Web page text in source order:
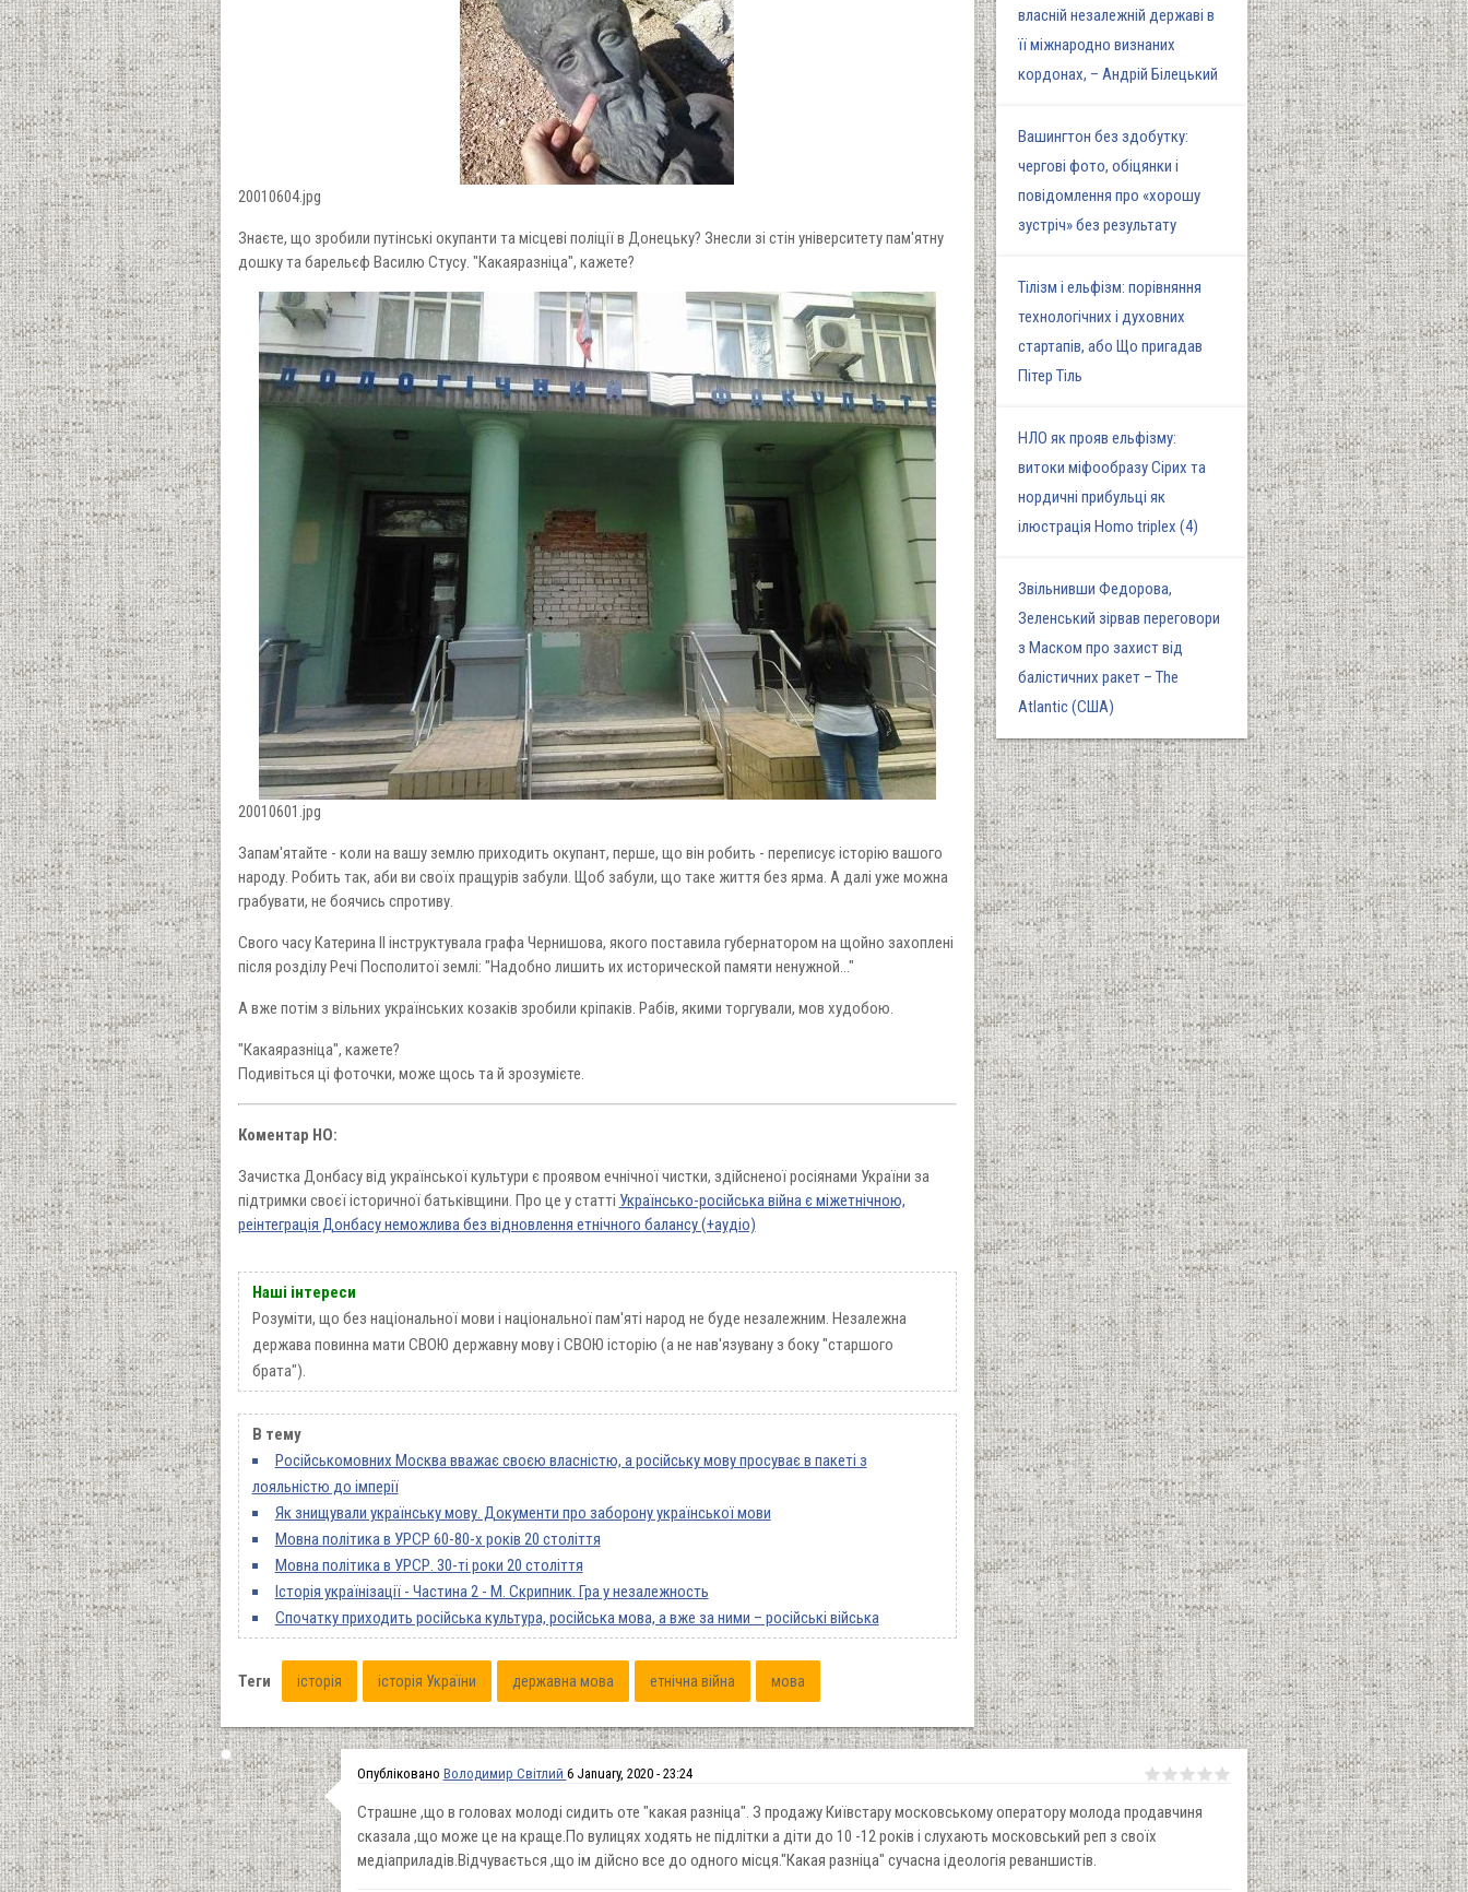
20010604.jpg
Знаєте, що зробили путінські окупанти та місцеві поліції в Донецьку? Знесли зі стін університету пам'ятну
дошку та барельєф Василю Стусу. "Какаяразніца", кажете?
20010601.jpg
Запам'ятайте - коли на вашу землю приходить окупант, перше, що він робить - переписує історію вашого
народу. Робить так, аби ви своїх пращурів забули. Щоб забули, що таке життя без ярма. А далі уже можна
грабувати, не боячись спротиву.
Свого часу Катерина ІІ інструктувала графа Чернишова, якого поставила губернатором на щойно захоплені
після розділу Речі Посполитої землі: "Надобно лишить их исторической памяти ненужной..."
А вже потім з вільних українських козаків зробили кріпаків. Рабів, якими торгували, мов худобою.
"Какаяразніца", кажете?
Подивіться ці фоточки, може щось та й зрозумієте.
Коментар НО:
Зачистка Донбасу від української культури є проявом ечнічної чистки, здійсненої росіянами України за
підтримки своєї історичної батьківщини. Про це у статті Українсько-російська війна є міжетнічною,
реінтеграція Донбасу неможлива без відновлення етнічного балансу (+аудіо)
Наші інтереси
Розуміти, що без національної мови і національної пам'яті народ не буде незалежним. Незалежна
держава повинна мати СВОЮ державну мову і СВОЮ історію (а не нав'язувану з боку "старшого
брата").
В тему
Російськомовних Москва вважає своєю власністю, а російську мову просуває в пакеті з
лояльністю до імперії
Як знищували українську мову. Документи про заборону української мови
Мовна політика в УРСР 60-80-х років 20 століття
Мовна політика в УРСР. 30-ті роки 20 століття
Історія українізації - Частина 2 - М. Скрипник. Гра у незалежность
Спочатку приходить російська культура, російська мова, а вже за ними – російські війська
Теги історія історія України державна мова етнічна війна мова
власній незалежній державі в
її міжнародно визнаних
кордонах, – Андрій Білецький
Вашингтон без здобутку:
чергові фото, обіцянки і
повідомлення про «хорошу
зустріч» без результату
Тілізм і ельфізм: порівняння
технологічних і духовних
стартапів, або Що пригадав
Пітер Тіль
НЛО як прояв ельфізму:
витоки міфообразу Сірих та
нордичні прибульці як
ілюстрація Homo triplex (4)
Звільнивши Федорова,
Зеленський зірвав переговори
з Маском про захист від
балістичних ракет – The
Atlantic (США)
Опубліковано Володимир Світлий 6 January, 2020 - 23:24
Страшне ,що в головах молоді сидить оте "какая разніца". З продажу Київстару московському оператору молода продавчиня
сказала ,що може це на краще.По вулицях ходять не підлітки а діти до 10 -12 років і слухають московський реп з своїх
медіаприладів.Відчувається ,що ім дійсно все до одного місця."Какая разніца" сучасна ідеологія реваншистів.